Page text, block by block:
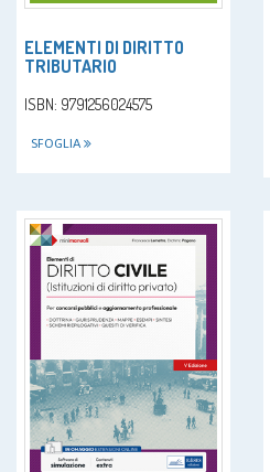
ELEMENTI DI DIRITTO
TRIBUTARIO
ISBN: 9791256024575
SFOGLIA